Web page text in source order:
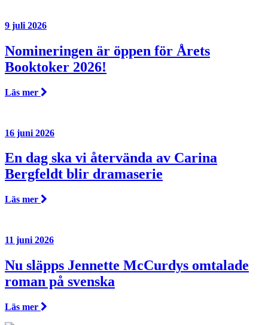
9 juli 2026
Nomineringen är öppen för Årets
Booktoker 2026!
Läs mer
16 juni 2026
En dag ska vi återvända av Carina
Bergfeldt blir dramaserie
Läs mer
11 juni 2026
Nu släpps Jennette McCurdys omtalade
roman på svenska
Läs mer